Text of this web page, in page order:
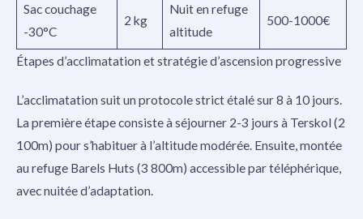
Sac couchage
-30°C
2 kg
Nuit en refuge
altitude
500-1000€
Étapes d’acclimatation et stratégie d’ascension progressive
L’acclimatation suit un protocole strict étalé sur 8 à 10 jours.
La première étape consiste à séjourner 2-3 jours à Terskol (2
100m) pour s’habituer à l’altitude modérée. Ensuite, montée
au refuge Barels Huts (3 800m) accessible par téléphérique,
avec nuitée d’adaptation.